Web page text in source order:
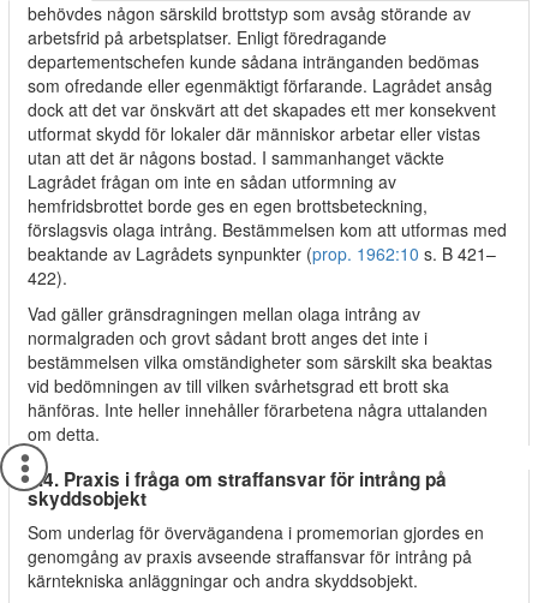
behövdes någon särskild brottstyp som avsåg störande av
arbetsfrid på arbetsplatser. Enligt föredragande
departementschefen kunde sådana intränganden bedömas
som ofredande eller egenmäktigt förfarande. Lagrådet ansåg
dock att det var önskvärt att det skapades ett mer konsekvent
utformat skydd för lokaler där människor arbetar eller vistas
utan att det är någons bostad. I sammanhanget väckte
Lagrådet frågan om inte en sådan utformning av
hemfridsbrottet borde ges en egen brottsbeteckning,
förslagsvis olaga intrång. Bestämmelsen kom att utformas med
beaktande av Lagrådets synpunkter (prop. 1962:10 s. B 421–
422).
Vad gäller gränsdragningen mellan olaga intrång av
normalgraden och grovt sådant brott anges det inte i
bestämmelsen vilka omständigheter som särskilt ska beaktas
vid bedömningen av till vilken svårhetsgrad ett brott ska
hänföras. Inte heller innehåller förarbetena några uttalanden
om detta.
4.4. Praxis i fråga om straffansvar för intrång på
skyddsobjekt
Som underlag för övervägandena i promemorian gjordes en
genomgång av praxis avseende straffansvar för intrång på
kärntekniska anläggningar och andra skyddsobjekt.